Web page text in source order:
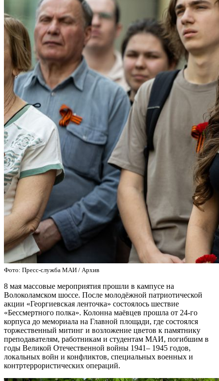
Фото: Пресс-служба МАИ / Архив
8 мая массовые мероприятия прошли в кампусе на
Волоколамском шоссе. После молодёжной патриотической
акции «Георгиевская ленточка» состоялось шествие
«Бессмертного полка». Колонна маёвцев прошла от 24‑го
корпуса до мемориала на Главной площади, где состоялся
торжественный митинг и возложение цветов к памятнику
преподавателям, работникам и студентам МАИ, погибшим в
годы Великой Отечественной войны 1941– 1945 годов,
локальных войн и конфликтов, специальных военных и
контртеррористических операций.